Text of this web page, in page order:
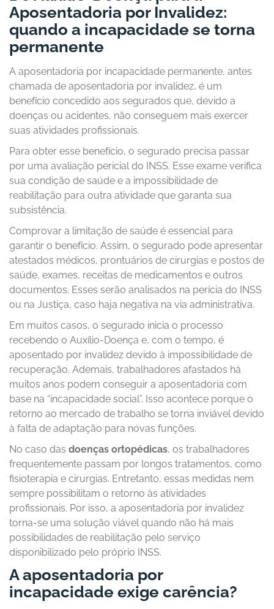
Aposentadoria por Invalidez:
quando a incapacidade se torna
permanente
A aposentadoria por incapacidade permanente, antes
chamada de aposentadoria por invalidez, é um
benefício concedido aos segurados que, devido a
doenças ou acidentes, não conseguem mais exercer
suas atividades profissionais.
Para obter esse benefício, o segurado precisa passar
por uma avaliação pericial do INSS. Esse exame verifica
sua condição de saúde e a impossibilidade de
reabilitação para outra atividade que garanta sua
subsistência.
Comprovar a limitação de saúde é essencial para
garantir o benefício. Assim, o segurado pode apresentar
atestados médicos, prontuários de cirurgias e postos de
saúde, exames, receitas de medicamentos e outros
documentos. Esses serão analisados na perícia do INSS
ou na Justiça, caso haja negativa na via administrativa.
Em muitos casos, o segurado inicia o processo
recebendo o Auxílio-Doença e, com o tempo, é
aposentado por invalidez devido à impossibilidade de
recuperação. Ademais, trabalhadores afastados há
muitos anos podem conseguir a aposentadoria com
base na “incapacidade social”. Isso acontece porque o
retorno ao mercado de trabalho se torna inviável devido
à falta de adaptação para novas funções.
No caso das doenças ortopédicas, os trabalhadores
frequentemente passam por longos tratamentos, como
fisioterapia e cirurgias. Entretanto, essas medidas nem
sempre possibilitam o retorno às atividades
profissionais. Por isso, a aposentadoria por invalidez
torna-se uma solução viável quando não há mais
possibilidades de reabilitação pelo serviço
disponibilizado pelo próprio INSS.
A aposentadoria por
incapacidade exige carência?